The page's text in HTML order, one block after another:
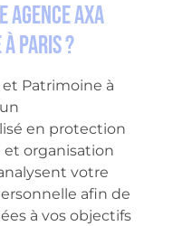
AXA
Paris ?
et Patrimoine à
en protection
et organisation
votre
afin de
à vos objectifs